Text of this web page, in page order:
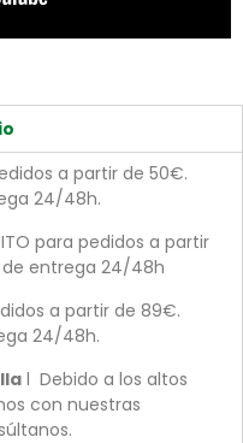
a partir de 50€.
24/48h.
para pedidos a partir
de entrega 24/48h
a partir de 89€.
24/48h.
l Debido a los altos
con nuestras